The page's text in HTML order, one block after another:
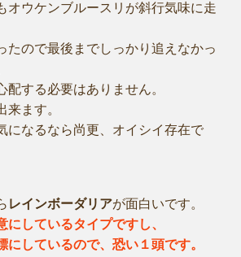
オウケンブルースリが斜行気味に走
たので最後までしっかり追えなかっ
配する必要はありません。
来ます。
になるなら尚更、オイシイ存在で
レインボーダリアが面白いです。
にしているタイプですし、
にしているので、恐い１頭です。